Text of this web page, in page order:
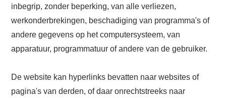
inbegrip, zonder beperking, van alle verliezen,
werkonderbrekingen, beschadiging van programma's of
andere gegevens op het computersysteem, van
apparatuur, programmatuur of andere van de gebruiker.
De website kan hyperlinks bevatten naar websites of
pagina's van derden, of daar onrechtstreeks naar